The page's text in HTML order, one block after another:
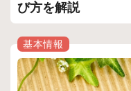
び方を解説
基本情報